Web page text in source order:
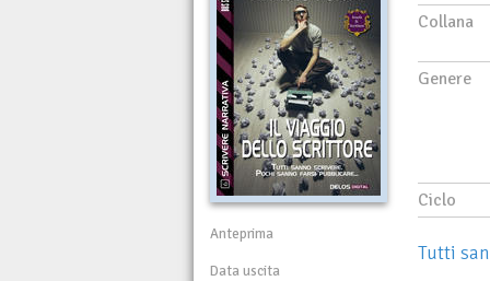
Anteprima
Data uscita
Collana
Genere
Ciclo
Tutti